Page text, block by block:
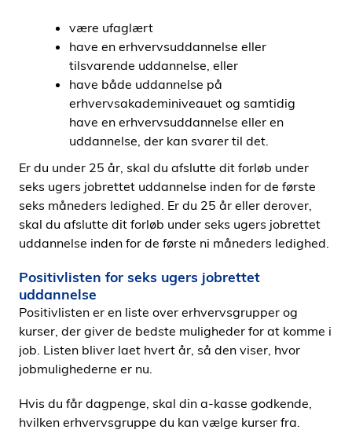
være ufaglært
have en erhvervsuddannelse eller
tilsvarende uddannelse, eller
have både uddannelse på
erhvervsakademiniveauet og samtidig
have en erhvervsuddannelse eller en
uddannelse, der kan svarer til det.
Er du under 25 år, skal du afslutte dit forløb under
seks ugers jobrettet uddannelse inden for de første
seks måneders ledighed. Er du 25 år eller derover,
skal du afslutte dit forløb under seks ugers jobrettet
uddannelse inden for de første ni måneders ledighed.
Positivlisten for seks ugers jobrettet
uddannelse
Positivlisten er en liste over erhvervsgrupper og
kurser, der giver de bedste muligheder for at komme i
job. Listen bliver laet hvert år, så den viser, hvor
jobmulighederne er nu.
Hvis du får dagpenge, skal din a-kasse godkende,
hvilken erhvervsgruppe du kan vælge kurser fra.